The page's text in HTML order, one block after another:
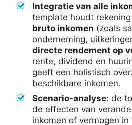
Integratie van alle
template houdt
bruto inkomen (zoals
onderneming,
directe rendement op
rente, dividend en
geeft een holistisch
beschikbare inkomen.
Scenario-analyse: de
de effecten van
inkomen of vermogen